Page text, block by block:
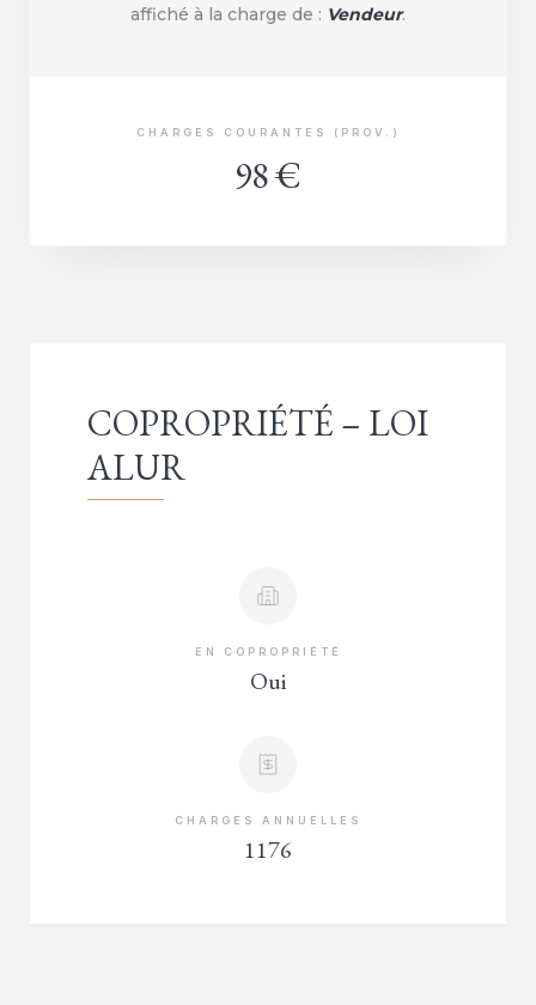
affiché à la charge de : Vendeur.
CHARGES COURANTES (PROV.)
98 €
COPROPRIÉTÉ – LOI
ALUR
EN COPROPRIÉTÉ
Oui
CHARGES ANNUELLES
1176